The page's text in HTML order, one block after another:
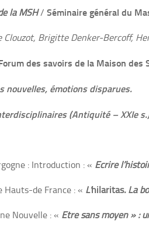
la MSH/ Séminaire général du
Clouzot, Brigitte Denker-Bercoff,
des savoirs de la Maison des
nouvelles, émotions disparues.
(Antiquité – XXIe
: Introduction : « Ecrire
Hauts-de France : « L’hilaritas. La
Nouvelle : « Etre sans moyen » :